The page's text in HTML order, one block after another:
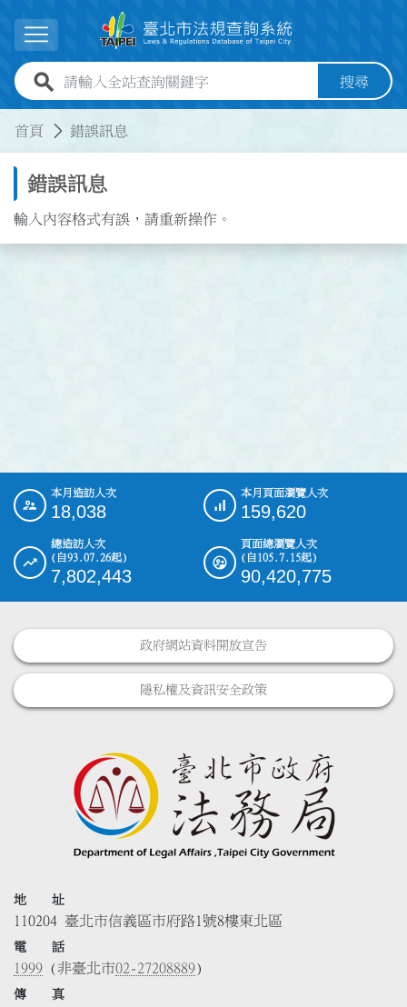
展開選單
全站查詢關鍵字欄位 搜尋
首頁 錯誤訊息
錯誤訊息
輸入內容格式有誤，請重新操作。
::: 本月造訪人次
18,038
本月頁面瀏覽人次
159,620
總造訪人次
(自93.07.26起)
7,802,443
頁面總瀏覽人次
(自105.7.15起)
90,420,775
政府網站資料開放宣告
隱私權及資訊安全政策
地 址
110204 臺北市信義區市府路1號8樓東北區
電 話
1999 (非臺北市02-27208889)
傳 真